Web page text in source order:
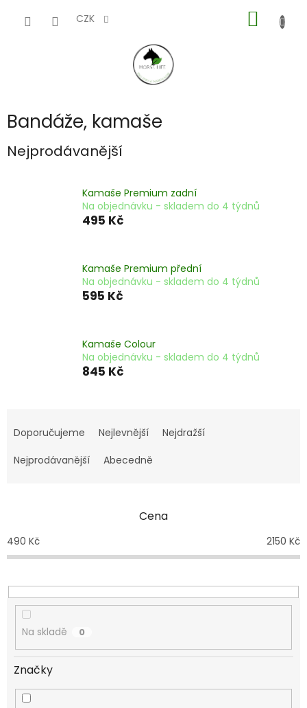
CZK
KOŠÍK
Bandáže, kamaše
Nejprodávanější
Kamaše Premium zadní
Na objednávku - skladem do 4 týdnů
495 Kč
Kamaše Premium přední
Na objednávku - skladem do 4 týdnů
595 Kč
Kamaše Colour
Na objednávku - skladem do 4 týdnů
845 Kč
a
e
o
d
k
t
Doporučujeme Nejlevnější
Nejdražší
Nejprodávanější
Abecedně
Cena
490 Kč 2150 Kč
Na skladě 0
Značky